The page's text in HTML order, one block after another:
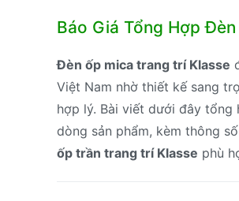
Báo Giá Tổng Hợp
Đèn ốp mica trang trí Klasse
Việt Nam nhờ thiết kế sang
hợp lý. Bài viết dưới đây tổng
dòng sản phẩm, kèm thông
ốp trần trang trí Klasse phù